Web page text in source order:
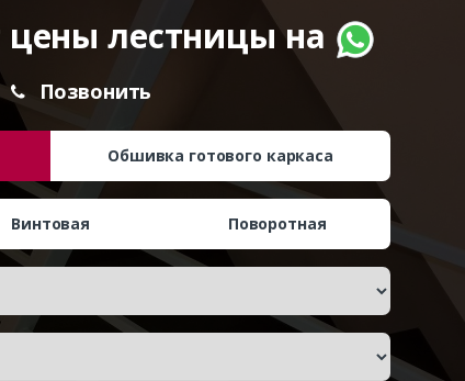
цены лестницы на
Позвонить
Обшивка готового каркаса
Винтовая Поворотная